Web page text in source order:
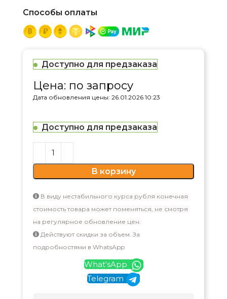
Способы оплаты
Доступно для предзаказа
Цена: по запросу
Дата обновления цены: 26.01.2026 10:23
Доступно для предзаказа
В корзину
В виду нестабильного курса рубля конечная
стоимость товара может поменяться, не смотря
на регулярное обновление цен.
Действуют скидки за объем. За
подробностями в WhatsApp
What'sApp
Telegram